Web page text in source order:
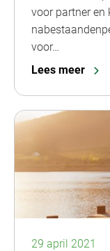
voor partner en
voor…
Lees meer
29 april 2021